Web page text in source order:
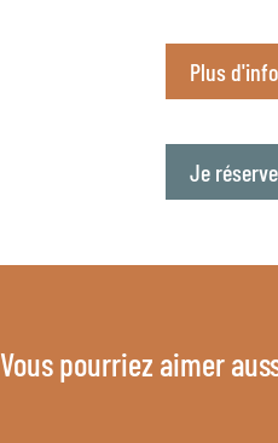
Plus
Je
Vous pourriez aimer